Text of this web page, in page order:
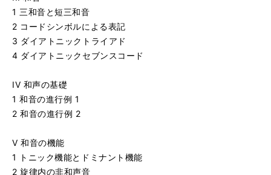
1 三和音と短三和音
2 コードシンボルによる表記
3 ダイアトニックトライアド
4 ダイアトニックセブンスコード
IV 和声の基礎
1 和音の進行例 1
2 和音の進行例 2
V 和音の機能
1 トニック機能とドミナント機能
2 旋律内の非和声音